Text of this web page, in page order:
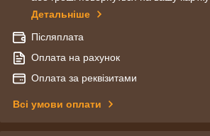
Детальніше
Післяплата
Оплата на рахунок
Оплата за реквізитами
Всі умови оплати